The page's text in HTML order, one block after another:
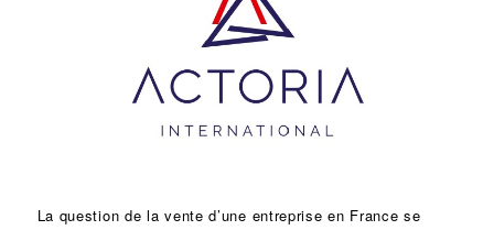
La question de la vente d’une entreprise en France se